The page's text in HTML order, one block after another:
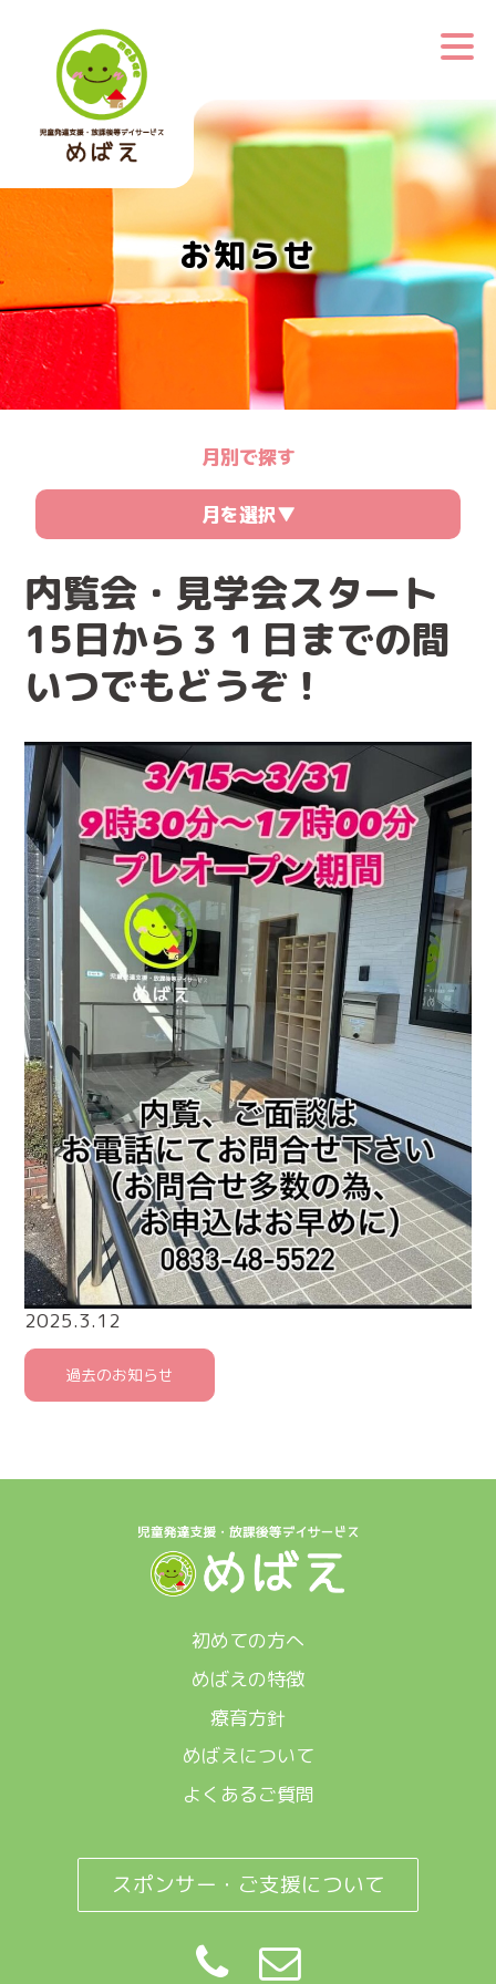
お知らせ
月別で探す
月を選択▼
内覧会・見学会スタート
15日から３１日までの間
いつでもどうぞ！
2025.3.12
過去のお知らせ
初めての方へ
めばえの特徴
療育方針
めばえについて
よくあるご質問
スポンサー・ご支援について